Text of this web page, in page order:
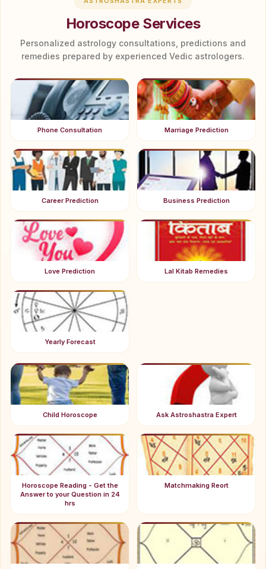
Horoscope Services
Personalized astrology consultations, predictions and
remedies prepared by experienced Vedic astrologers.
Phone Consultation Marriage Prediction
Career Prediction Business Prediction
Love Prediction Lal Kitab Remedies
Yearly Forecast
Child Horoscope Ask Astroshastra Expert
Horoscope Reading - Get the
Answer to your Question in 24
hrs
Matchmaking Reort